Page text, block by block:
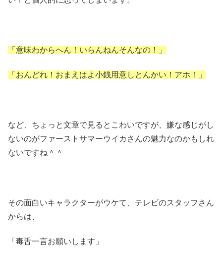
「意味わからへん！いらんねんそんなの！」
「おんどれ！おまえはよ小銭用意しとんかい！アホ！」
など、ちょっと文章で見るとこわいですが、嫌な感じがし
ないのがファーストサマーウイカさんの魅力なのかもしれ
ないですね＾＾
その面白いキャラクターがウケて、テレビのスタッフさん
からは、
「毒舌一言お願いします」